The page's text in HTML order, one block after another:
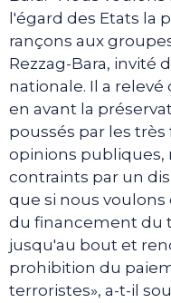
l'égard des Etats la
rançons aux
Rezzag-Bara, invité
nationale. Il a
en avant la
poussés par les
opinions publiques,
contraints par un
que si nous
du financement du
jusqu'au bout et
prohibition du
terroristes», a-t-il